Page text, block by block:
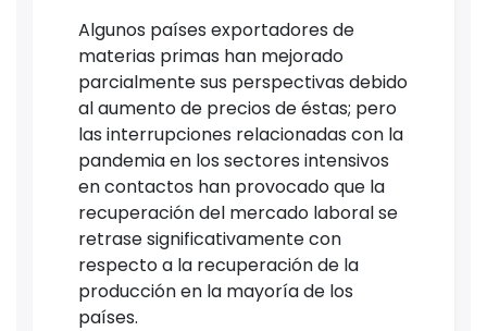
Algunos países exportadores de
materias primas han mejorado
parcialmente sus perspectivas debido
al aumento de precios de éstas; pero
las interrupciones relacionadas con la
pandemia en los sectores intensivos
en contactos han provocado que la
recuperación del mercado laboral se
retrase significativamente con
respecto a la recuperación de la
producción en la mayoría de los
países.